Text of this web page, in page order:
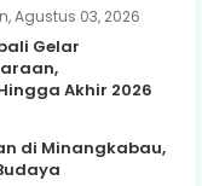
Agustus 03, 2026
Gelar
Akhir 2026
di Minangkabau,